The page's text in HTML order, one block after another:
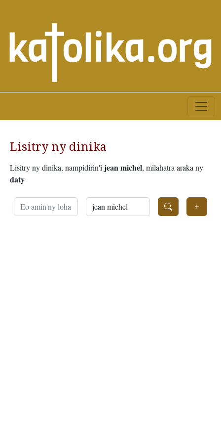
Lisitry ny dinika
Lisitry ny dinika, nampidirin'i jean michel, milahatra araka ny
daty